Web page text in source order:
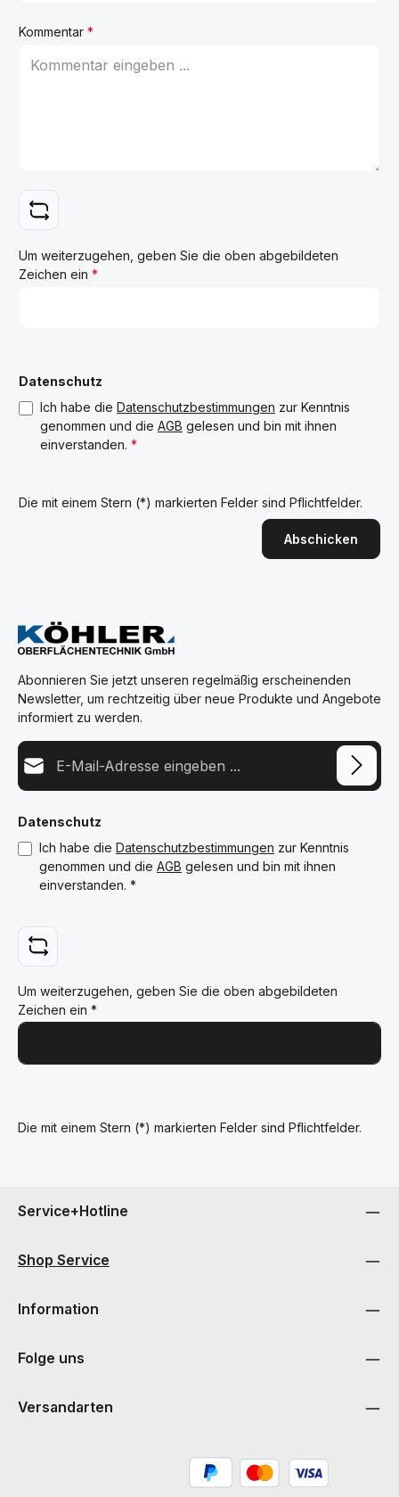
Kommentar *
Um weiterzugehen, geben Sie die oben abgebildeten
Zeichen ein *
Datenschutz
Ich habe die Datenschutzbestimmungen zur Kenntnis
genommen und die AGB gelesen und bin mit ihnen
einverstanden. *
Die mit einem Stern (*) markierten Felder sind Pflichtfelder.
Abschicken
Abonnieren Sie jetzt unseren regelmäßig erscheinenden
Newsletter, um rechtzeitig über neue Produkte und Angebote
informiert zu werden.
E-Mail-Adresse*
Datenschutz
Ich habe die Datenschutzbestimmungen zur Kenntnis
genommen und die AGB gelesen und bin mit ihnen
einverstanden. *
Um weiterzugehen, geben Sie die oben abgebildeten
Zeichen ein *
Die mit einem Stern (*) markierten Felder sind Pflichtfelder.
Service+Hotline
Shop Service
Information
Folge uns
Versandarten